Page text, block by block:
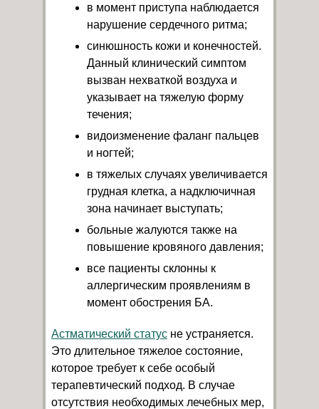
в момент приступа наблюдается
нарушение сердечного ритма;
синюшность кожи и конечностей.
Данный клинический симптом
вызван нехваткой воздуха и
указывает на тяжелую форму
течения;
видоизменение фаланг пальцев
и ногтей;
в тяжелых случаях увеличивается
грудная клетка, а надключичная
зона начинает выступать;
больные жалуются также на
повышение кровяного давления;
все пациенты склонны к
аллергическим проявлениям в
момент обострения БА.
Астматический статус не устраняется.
Это длительное тяжелое состояние,
которое требует к себе особый
терапевтический подход. В случае
отсутствия необходимых лечебных мер,